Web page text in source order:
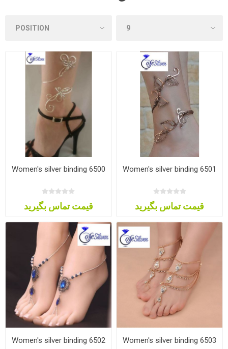
Women's silver binding 6500
قیمت تماس بگیرید
Women's silver binding 6501
قیمت تماس بگیرید
Women's silver binding 6502 Women's silver binding 6503